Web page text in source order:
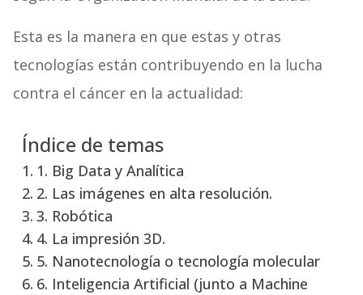
Esta es la manera en que estas y otras
tecnologías están contribuyendo en la lucha
contra el cáncer en la actualidad:
Índice de temas
1. Big Data y Analítica
2. Las imágenes en alta resolución.
3. Robótica
4. La impresión 3D.
5. Nanotecnología o tecnología molecular
6. Inteligencia Artificial (junto a Machine